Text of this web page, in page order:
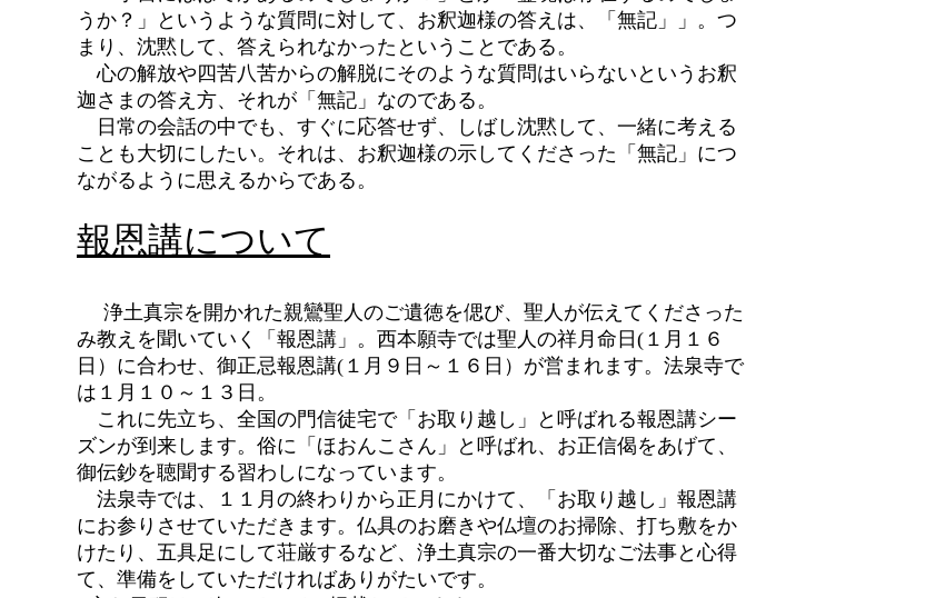
うか？」というような質問に対して、お釈迦様の答えは、「無記」」。つ
まり、沈黙して、答えられなかったということである。
心の解放や四苦八苦からの解脱にそのような質問はいらないというお釈
迦さまの答え方、それが「無記」なのである。
日常の会話の中でも、すぐに応答せず、しばし沈黙して、一緒に考える
ことも大切にしたい。それは、お釈迦様の示してくださった「無記」につ
ながるように思えるからである。
報恩講について
浄土真宗を開かれた親鸞聖人のご遺徳を偲び、聖人が伝えてくださった
み教えを聞いていく「報恩講」。西本願寺では聖人の祥月命日(１月１６
日）に合わせ、御正忌報恩講(１月９日～１６日）が営まれます。法泉寺で
は１月１０～１３日。
これに先立ち、全国の門信徒宅で「お取り越し」と呼ばれる報恩講シー
ズンが到来します。俗に「ほおんこさん」と呼ばれ、お正信偈をあげて、
御伝鈔を聴聞する習わしになっています。
法泉寺では、１１月の終わりから正月にかけて、「お取り越し」報恩講
にお参りさせていただきます。仏具のお磨きや仏壇のお掃除、打ち敷をか
けたり、五具足にして荘厳するなど、浄土真宗の一番大切なご法事と心得
て、準備をしていただければありがたいです。